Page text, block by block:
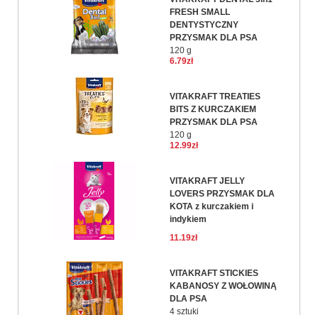
FRESH SMALL
DENTYSTYCZNY
PRZYSMAK DLA PSA
120 g
6.79zł
VITAKRAFT TREATIES
BITS Z KURCZAKIEM
PRZYSMAK DLA PSA
120 g
12.99zł
VITAKRAFT JELLY
LOVERS PRZYSMAK DLA
KOTA z kurczakiem i
indykiem
11.19zł
VITAKRAFT STICKIES
KABANOSY Z WOŁOWINĄ
DLA PSA
4 sztuki